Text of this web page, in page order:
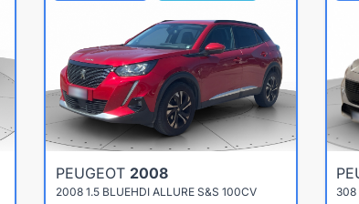
PEUGEOT 2008
2008 1.5 BLUEHDI ALLURE S&S 100CV